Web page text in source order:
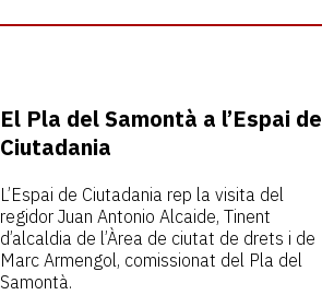
El Pla del Samontà a l’Espai de
Ciutadania
L’Espai de Ciutadania rep la visita del
regidor Juan Antonio Alcaide, Tinent
d’alcaldia de l’Àrea de ciutat de drets i de
Marc Armengol, comissionat del Pla del
Samontà.